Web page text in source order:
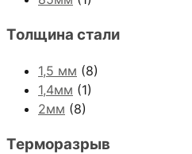
Толщина стали
1,5 мм (8)
1,4мм (1)
2мм (8)
Терморазрыв